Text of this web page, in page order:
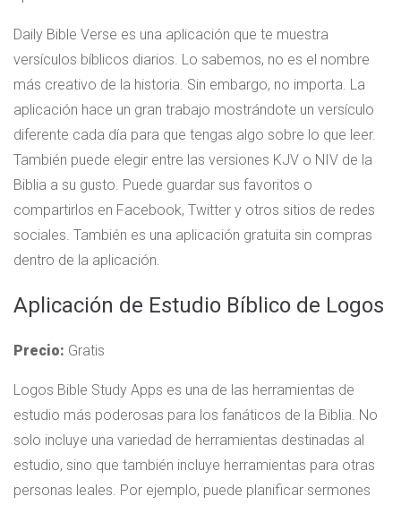
Daily Bible Verse es una aplicación que te muestra
versículos bíblicos diarios. Lo sabemos, no es el nombre
más creativo de la historia. Sin embargo, no importa. La
aplicación hace un gran trabajo mostrándote un versículo
diferente cada día para que tengas algo sobre lo que leer.
También puede elegir entre las versiones KJV o NIV de la
Biblia a su gusto. Puede guardar sus favoritos o
compartirlos en Facebook, Twitter y otros sitios de redes
sociales. También es una aplicación gratuita sin compras
dentro de la aplicación.
Aplicación de Estudio Bíblico de Logos
Precio: Gratis
Logos Bible Study Apps es una de las herramientas de
estudio más poderosas para los fanáticos de la Biblia. No
solo incluye una variedad de herramientas destinadas al
estudio, sino que también incluye herramientas para otras
personas leales. Por ejemplo, puede planificar sermones